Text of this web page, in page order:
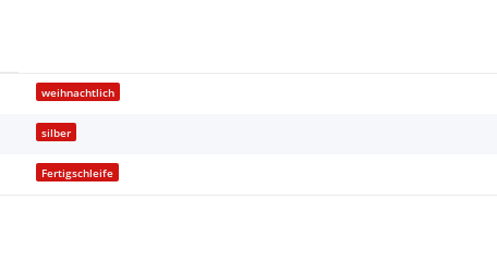
weihnachtlich
silber
Fertigschleife